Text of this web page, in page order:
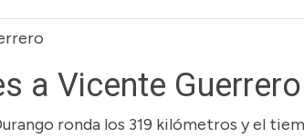
a Vicente Guerrero
ronda los 319 kilómetros y el